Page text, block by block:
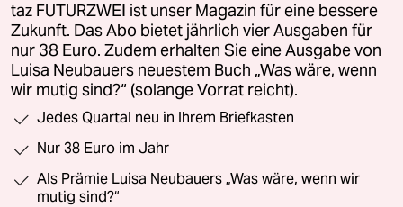
taz FUTURZWEI ist unser Magazin für eine bessere
Zukunft. Das Abo bietet jährlich vier Ausgaben für
nur 38 Euro. Zudem erhalten Sie eine Ausgabe von
Luisa Neubauers neuestem Buch „Was wäre, wenn
wir mutig sind?“ (solange Vorrat reicht).
Jedes Quartal neu in Ihrem Briefkasten
Nur 38 Euro im Jahr
Als Prämie Luisa Neubauers „Was wäre, wenn wir
mutig sind?“